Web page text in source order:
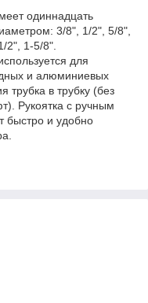
одиннадцать
3/8", 1/2", 5/8",
2", 1-5/8".
для
и алюминиевых
трубка в трубку (без
Рукоятка с ручным
быстро и удобно